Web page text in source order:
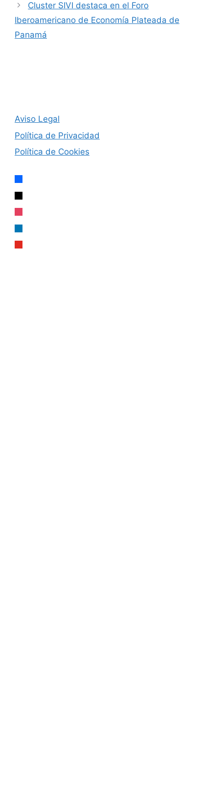
Cluster SIVI destaca en el Foro
Iberoamericano de Economía Plateada de
Panamá
Aviso Legal
Política de Privacidad
Política de Cookies
facebook
x
instagram
linkedin
youtube